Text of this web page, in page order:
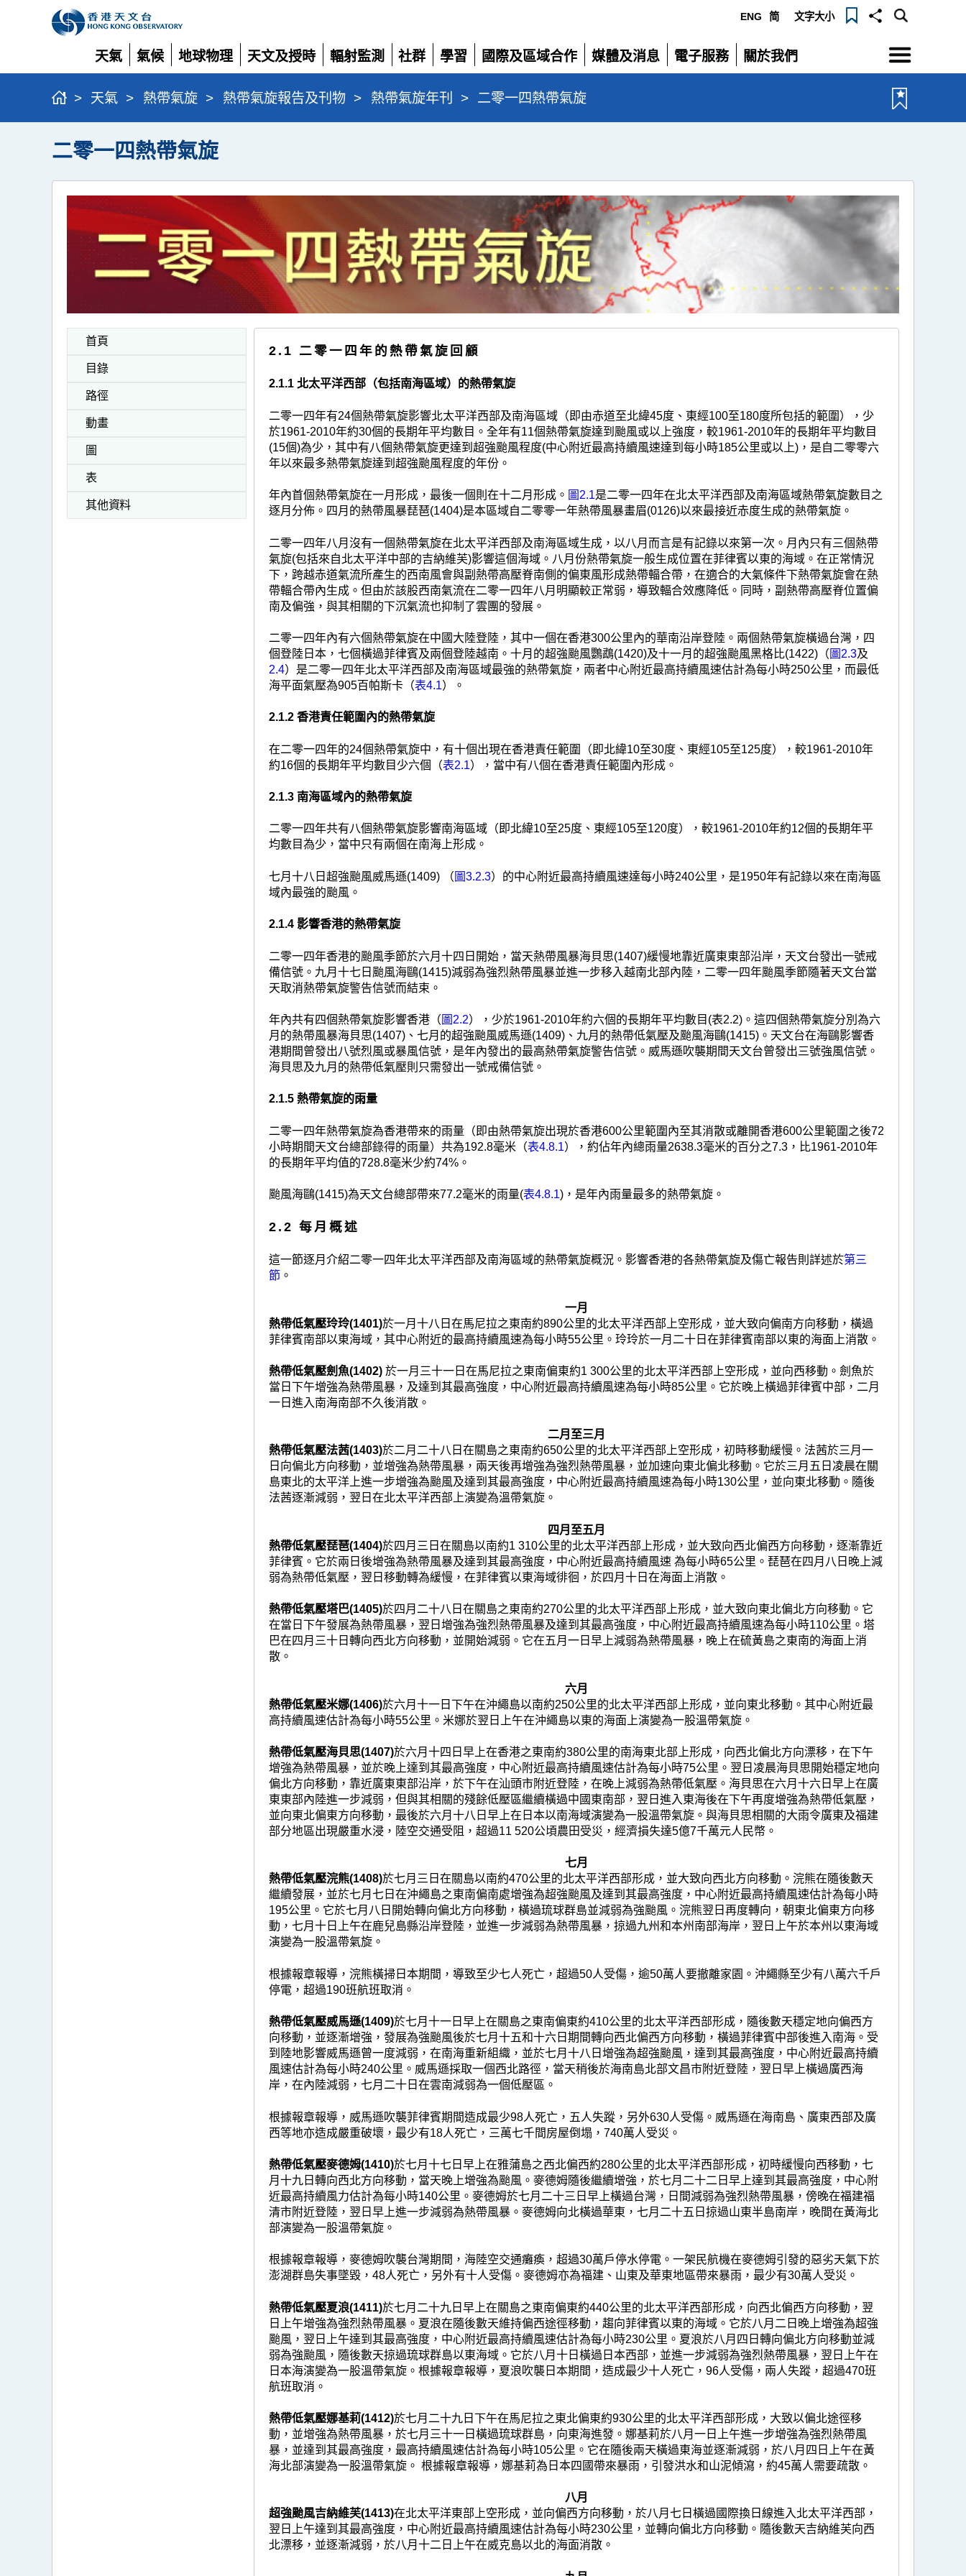
ENG 简 文字大小
天氣
展
開
氣候
展
開
地球物理
展
開
天文及授時
展
開
輻射監測
展
開
社群
展
開
學習
展
開
國際及區域合作
展
開
媒體及消息
展
電子服務
展
關於我們
展
選
單
> 天氣 > 熱帶氣旋 > 熱帶氣旋報告及刊物 > 熱帶氣旋年刊 > 二零一四熱帶氣旋
二零一四熱帶氣旋
首頁
目錄
路徑
動畫
圖
表
其他資料
2.1 二零一四年的熱帶氣旋回顧
2.1.1 北太平洋西部（包括南海區域）的熱帶氣旋
二零一四年有24個熱帶氣旋影響北太平洋西部及南海區域（即由赤道至北緯45度、東經100至180度所包括的範圍），少
於1961-2010年約30個的長期年平均數目。全年有11個熱帶氣旋達到颱風或以上強度，較1961-2010年的長期年平均數目
(15個)為少，其中有八個熱帶氣旋更達到超強颱風程度(中心附近最高持續風速達到每小時185公里或以上)，是自二零零六
年以來最多熱帶氣旋達到超強颱風程度的年份。
年內首個熱帶氣旋在一月形成，最後一個則在十二月形成。 圖2.1是二零一四年在北太平洋西部及南海區域熱帶氣旋數目之
逐月分佈。四月的熱帶風暴琵琶(1404)是本區域自二零零一年熱帶風暴畫眉(0126)以來最接近赤度生成的熱帶氣旋。
二零一四年八月沒有一個熱帶氣旋在北太平洋西部及南海區域生成，以八月而言是有記錄以來第一次。月內只有三個熱帶
氣旋(包括來自北太平洋中部的吉納維芙)影響這個海域。八月份熱帶氣旋一般生成位置在菲律賓以東的海域。在正常情況
下，跨越赤道氣流所產生的西南風會與副熱帶高壓脊南側的偏東風形成熱帶輻合帶，在適合的大氣條件下熱帶氣旋會在熱
帶輻合帶內生成。但由於該股西南氣流在二零一四年八月明顯較正常弱，導致輻合效應降低。同時，副熱帶高壓脊位置偏
南及偏強，與其相關的下沉氣流也抑制了雲團的發展。
二零一四年內有六個熱帶氣旋在中國大陸登陸，其中一個在香港300公里內的華南沿岸登陸。兩個熱帶氣旋橫過台灣，四
個登陸日本，七個橫過菲律賓及兩個登陸越南。十月的超強颱風鸚鵡(1420)及十一月的超強颱風黑格比(1422)（ 圖2.3及
2.4）是二零一四年北太平洋西部及南海區域最強的熱帶氣旋，兩者中心附近最高持續風速估計為每小時250公里，而最低
海平面氣壓為905百帕斯卡（表4.1）。
2.1.2 香港責任範圍內的熱帶氣旋
在二零一四年的24個熱帶氣旋中，有十個出現在香港責任範圍（即北緯10至30度、東經105至125度），較1961-2010年
約16個的長期年平均數目少六個（表2.1），當中有八個在香港責任範圍內形成。
2.1.3 南海區域內的熱帶氣旋
二零一四年共有八個熱帶氣旋影響南海區域（即北緯10至25度、東經105至120度），較1961-2010年約12個的長期年平
均數目為少，當中只有兩個在南海上形成。
七月十八日超強颱風威馬遜(1409) （ 圖3.2.3）的中心附近最高持續風速達每小時240公里，是1950年有記錄以來在南海區
域內最強的颱風。
2.1.4 影響香港的熱帶氣旋
二零一四年香港的颱風季節於六月十四日開始，當天熱帶風暴海貝思(1407)緩慢地靠近廣東東部沿岸，天文台發出一號戒
備信號。九月十七日颱風海鷗(1415)減弱為強烈熱帶風暴並進一步移入越南北部內陸，二零一四年颱風季節隨著天文台當
天取消熱帶氣旋警告信號而結束。
年內共有四個熱帶氣旋影響香港（ 圖2.2），少於1961-2010年約六個的長期年平均數目(表2.2)。這四個熱帶氣旋分別為六
月的熱帶風暴海貝思(1407)、七月的超強颱風威馬遜(1409)、九月的熱帶低氣壓及颱風海鷗(1415)。天文台在海鷗影響香
港期間曾發出八號烈風或暴風信號，是年內發出的最高熱帶氣旋警告信號。威馬遜吹襲期間天文台曾發出三號強風信號。
海貝思及九月的熱帶低氣壓則只需發出一號戒備信號。
2.1.5 熱帶氣旋的雨量
二零一四年熱帶氣旋為香港帶來的雨量（即由熱帶氣旋出現於香港600公里範圍內至其消散或離開香港600公里範圍之後72
小時期間天文台總部錄得的雨量）共為192.8毫米（表4.8.1），約佔年內總雨量2638.3毫米的百分之7.3，比1961-2010年
的長期年平均值的728.8毫米少約74%。
颱風海鷗(1415)為天文台總部帶來77.2毫米的雨量(表4.8.1)，是年內雨量最多的熱帶氣旋。
2.2 每月概述
這一節逐月介紹二零一四年北太平洋西部及南海區域的熱帶氣旋概況。影響香港的各熱帶氣旋及傷亡報告則詳述於第三
節 。
一月
熱帶低氣壓玲玲(1401)於一月十八日在馬尼拉之東南約890公里的北太平洋西部上空形成，並大致向偏南方向移動，橫過
菲律賓南部以東海域，其中心附近的最高持續風速為每小時55公里。玲玲於一月二十日在菲律賓南部以東的海面上消散。
熱帶低氣壓劍魚(1402) 於一月三十一日在馬尼拉之東南偏東約1 300公里的北太平洋西部上空形成，並向西移動。劍魚於
當日下午增強為熱帶風暴，及達到其最高強度，中心附近最高持續風速為每小時85公里。它於晚上橫過菲律賓中部，二月
一日進入南海南部不久後消散。
二月至三月
熱帶低氣壓法茜(1403)於二月二十八日在關島之東南約650公里的北太平洋西部上空形成，初時移動緩慢。法茜於三月一
日向偏北方向移動，並增強為熱帶風暴，兩天後再增強為強烈熱帶風暴，並加速向東北偏北移動。它於三月五日凌晨在關
島東北的太平洋上進一步增強為颱風及達到其最高強度，中心附近最高持續風速為每小時130公里，並向東北移動。隨後
法茜逐漸減弱，翌日在北太平洋西部上演變為溫帶氣旋。
四月至五月
熱帶低氣壓琵琶(1404)於四月三日在關島以南約1 310公里的北太平洋西部上形成，並大致向西北偏西方向移動，逐漸靠近
菲律賓。它於兩日後增強為熱帶風暴及達到其最高強度，中心附近最高持續風速 為每小時65公里。琵琶在四月八日晚上減
弱為熱帶低氣壓，翌日移動轉為緩慢，在菲律賓以東海域徘徊，於四月十日在海面上消散。
熱帶低氣壓塔巴(1405)於四月二十八日在關島之東南約270公里的北太平洋西部上形成，並大致向東北偏北方向移動。它
在當日下午發展為熱帶風暴，翌日增強為強烈熱帶風暴及達到其最高強度，中心附近最高持續風速為每小時110公里。塔
巴在四月三十日轉向西北方向移動，並開始減弱。它在五月一日早上減弱為熱帶風暴，晚上在硫黃島之東南的海面上消
散。
六月
熱帶低氣壓米娜(1406)於六月十一日下午在沖繩島以南約250公里的北太平洋西部上形成，並向東北移動。其中心附近最
高持續風速估計為每小時55公里。米娜於翌日上午在沖繩島以東的海面上演變為一股溫帶氣旋。
熱帶低氣壓海貝思(1407)於六月十四日早上在香港之東南約380公里的南海東北部上形成，向西北偏北方向漂移，在下午
增強為熱帶風暴，並於晚上達到其最高強度，中心附近最高持續風速估計為每小時75公里。翌日凌晨海貝思開始穩定地向
偏北方向移動，靠近廣東東部沿岸，於下午在汕頭市附近登陸，在晚上減弱為熱帶低氣壓。海貝思在六月十六日早上在廣
東東部內陸進一步減弱，但與其相關的殘餘低壓區繼續橫過中國東南部，翌日進入東海後在下午再度增強為熱帶低氣壓，
並向東北偏東方向移動，最後於六月十八日早上在日本以南海域演變為一股溫帶氣旋。與海貝思相關的大雨令廣東及福建
部分地區出現嚴重水浸，陸空交通受阻，超過11 520公頃農田受災，經濟損失達5億7千萬元人民幣。
七月
熱帶低氣壓浣熊(1408)於七月三日在關島以南約470公里的北太平洋西部形成，並大致向西北方向移動。浣熊在隨後數天
繼續發展，並於七月七日在沖繩島之東南偏南處增強為超強颱風及達到其最高強度，中心附近最高持續風速估計為每小時
195公里。它於七月八日開始轉向偏北方向移動，橫過琉球群島並減弱為強颱風。浣熊翌日再度轉向，朝東北偏東方向移
動，七月十日上午在鹿兒島縣沿岸登陸，並進一步減弱為熱帶風暴，掠過九州和本州南部海岸，翌日上午於本州以東海域
演變為一股溫帶氣旋。
根據報章報導，浣熊橫掃日本期間，導致至少七人死亡，超過50人受傷，逾50萬人要撤離家園。沖繩縣至少有八萬六千戶
停電，超過190班航班取消。
熱帶低氣壓威馬遜(1409)於七月十一日早上在關島之東南偏東約410公里的北太平洋西部形成，隨後數天穩定地向偏西方
向移動，並逐漸增強，發展為強颱風後於七月十五和十六日期間轉向西北偏西方向移動，橫過菲律賓中部後進入南海。受
到陸地影響威馬遜曾一度減弱，在南海重新組織，並於七月十八日增強為超強颱風，達到其最高強度，中心附近最高持續
風速估計為每小時240公里。威馬遜採取一個西北路徑，當天稍後於海南島北部文昌市附近登陸，翌日早上橫過廣西海
岸，在內陸減弱，七月二十日在雲南減弱為一個低壓區。
根據報章報導，威馬遜吹襲菲律賓期間造成最少98人死亡，五人失蹤，另外630人受傷。威馬遜在海南島、廣東西部及廣
西等地亦造成嚴重破壞，最少有18人死亡，三萬七千間房屋倒塌，740萬人受災。
熱帶低氣壓麥德姆(1410)於七月十七日早上在雅蒲島之西北偏西約280公里的北太平洋西部形成，初時緩慢向西移動，七
月十九日轉向西北方向移動，當天晚上增強為颱風。麥德姆隨後繼續增強，於七月二十二日早上達到其最高強度，中心附
近最高持續風力估計為每小時140公里。麥德姆於七月二十三日早上橫過台灣，日間減弱為強烈熱帶風暴，傍晚在福建福
清市附近登陸，翌日早上進一步減弱為熱帶風暴。麥德姆向北橫過華東，七月二十五日掠過山東半島南岸，晚間在黃海北
部演變為一股溫帶氣旋。
根據報章報導，麥德姆吹襲台灣期間，海陸空交通癱瘓，超過30萬戶停水停電。一架民航機在麥德姆引發的惡劣天氣下於
澎湖群島失事墜毀，48人死亡，另外有十人受傷。麥德姆亦為福建、山東及華東地區帶來暴雨，最少有30萬人受災。
熱帶低氣壓夏浪(1411)於七月二十九日早上在關島之東南偏東約440公里的北太平洋西部形成，向西北偏西方向移動，翌
日上午增強為強烈熱帶風暴。夏浪在隨後數天維持偏西途徑移動，趨向菲律賓以東的海域。它於八月二日晚上增強為超強
颱風，翌日上午達到其最高強度，中心附近最高持續風速估計為每小時230公里。夏浪於八月四日轉向偏北方向移動並減
弱為強颱風，隨後數天掠過琉球群島以東海域。它於八月十日橫過日本西部，並進一步減弱為強烈熱帶風暴，翌日上午在
日本海演變為一股溫帶氣旋。根據報章報導，夏浪吹襲日本期間，造成最少十人死亡，96人受傷，兩人失蹤，超過470班
航班取消。
熱帶低氣壓娜基莉(1412)於七月二十九日下午在馬尼拉之東北偏東約930公里的北太平洋西部形成，大致以偏北途徑移
動，並增強為熱帶風暴，於七月三十一日橫過琉球群島，向東海進發。娜基莉於八月一日上午進一步增強為強烈熱帶風
暴，並達到其最高強度，最高持續風速估計為每小時105公里。它在隨後兩天橫過東海並逐漸減弱，於八月四日上午在黃
海北部演變為一股溫帶氣旋。 根據報章報導，娜基莉為日本四國帶來暴雨，引發洪水和山泥傾瀉，約45萬人需要疏散。
八月
超強颱風吉納維芙(1413)在北太平洋東部上空形成，並向偏西方向移動，於八月七日橫過國際換日線進入北太平洋西部，
翌日上午達到其最高強度，中心附近最高持續風速估計為每小時230公里，並轉向偏北方向移動。隨後數天吉納維芙向西
北漂移，並逐漸減弱，於八月十二日上午在威克島以北的海面消散。